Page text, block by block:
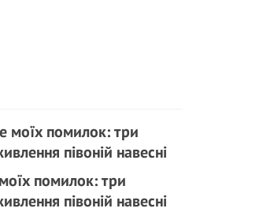
помилок: три
півоній навесні